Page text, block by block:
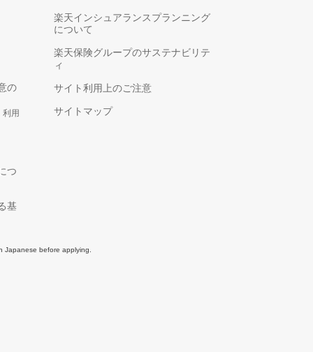
の
利用
つ
基
楽天インシュアランスプランニング
について
楽天保険グループのサステナビリテ
ィ
サイト利用上のご注意
サイトマップ
Japanese before applying.